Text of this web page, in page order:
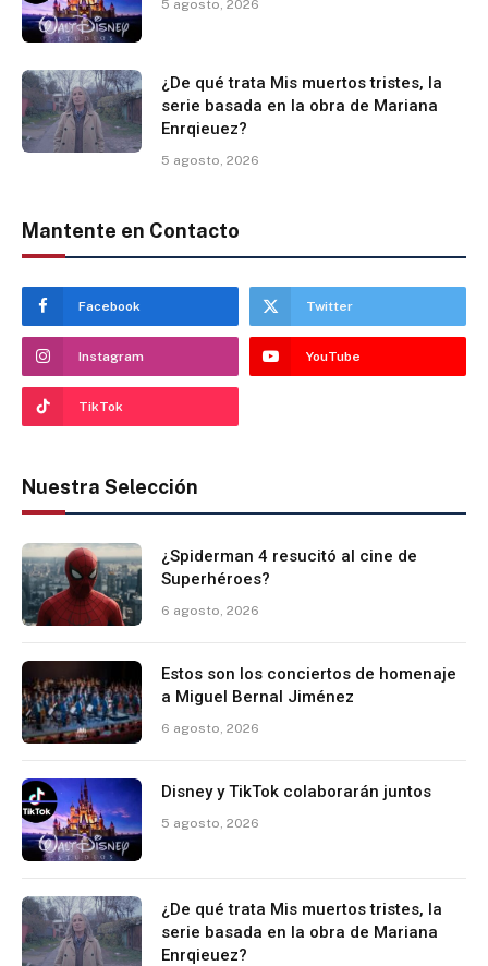
5 agosto, 2026
¿De qué trata Mis muertos tristes, la
serie basada en la obra de Mariana
Enrqieuez?
5 agosto, 2026
Mantente en Contacto
Facebook Twitter
Instagram YouTube
TikTok
Nuestra Selección
¿Spiderman 4 resucitó al cine de
Superhéroes?
6 agosto, 2026
Estos son los conciertos de homenaje
a Miguel Bernal Jiménez
6 agosto, 2026
Disney y TikTok colaborarán juntos
5 agosto, 2026
¿De qué trata Mis muertos tristes, la
serie basada en la obra de Mariana
Enrqieuez?